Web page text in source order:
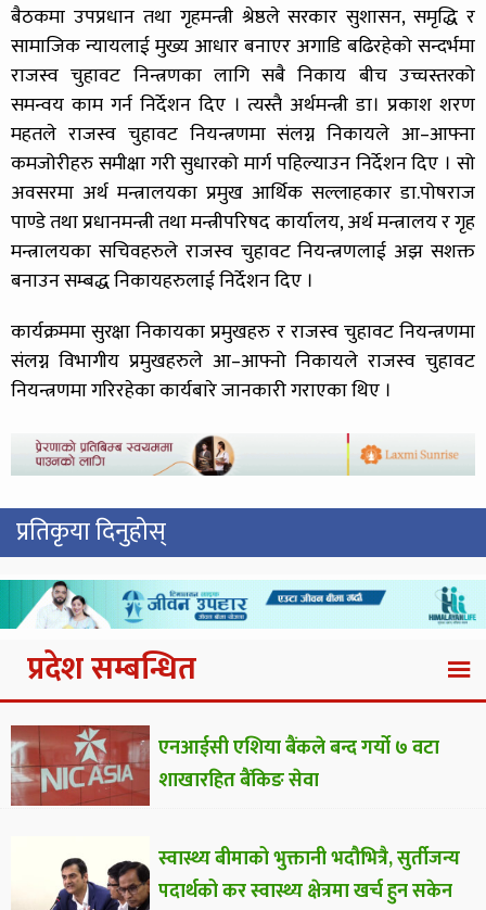
बैठकमा उपप्रधान तथा गृहमन्त्री श्रेष्ठले सरकार सुशासन, समृद्धि र
सामाजिक न्यायलाई मुख्य आधार बनाएर अगाडि बढिरहेको सन्दर्भमा
राजस्व चुहावट निन्त्रणका लागि सबै निकाय बीच उच्चस्तरको
समन्वय काम गर्न निर्देशन दिए । त्यस्तै अर्थमन्त्री डा। प्रकाश शरण
महतले राजस्व चुहावट नियन्त्रणमा संलग्न निकायले आ–आफ्ना
कमजोरीहरु समीक्षा गरी सुधारको मार्ग पहिल्याउन निर्देशन दिए । सो
अवसरमा अर्थ मन्त्रालयका प्रमुख आर्थिक सल्लाहकार डा.पोषराज
पाण्डे तथा प्रधानमन्त्री तथा मन्त्रीपरिषद कार्यालय, अर्थ मन्त्रालय र गृह
मन्त्रालयका सचिवहरुले राजस्व चुहावट नियन्त्रणलाई अझ सशक्त
बनाउन सम्बद्ध निकायहरुलाई निर्देशन दिए ।
कार्यक्रममा सुरक्षा निकायका प्रमुखहरु र राजस्व चुहावट नियन्त्रणमा
संलग्न विभागीय प्रमुखहरुले आ–आफ्नो निकायले राजस्व चुहावट
नियन्त्रणमा गरिरहेका कार्यबारे जानकारी गराएका थिए ।
प्रतिकृया दिनुहोस्
प्रदेश सम्बन्धित
एनआईसी एशिया बैंकले बन्द गर्यो ७ वटा
शाखारहित बैंकिङ सेवा
स्वास्थ्य बीमाको भुक्तानी भदौभित्रै, सुर्तीजन्य
पदार्थको कर स्वास्थ्य क्षेत्रमा खर्च हुन सकेन